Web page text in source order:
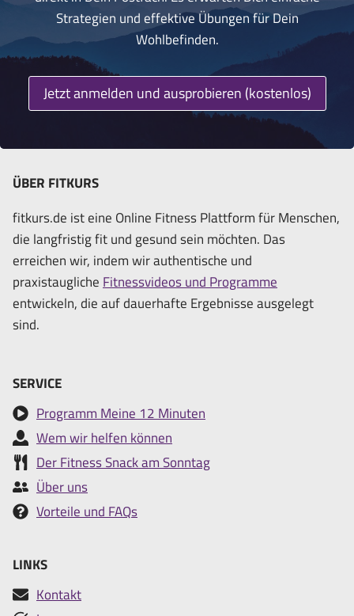
Strategien und effektive Übungen für Dein
Wohlbefinden.
Jetzt anmelden und ausprobieren (kostenlos)
ÜBER FITKURS
fitkurs.de ist eine Online Fitness Plattform für Menschen,
die langfristig fit und gesund sein möchten. Das
erreichen wir, indem wir authentische und
praxistaugliche Fitnessvideos und Programme
entwickeln, die auf dauerhafte Ergebnisse ausgelegt
sind.
SERVICE
Programm Meine 12 Minuten
Wem wir helfen können
Der Fitness Snack am Sonntag
Über uns
Vorteile und FAQs
LINKS
Kontakt